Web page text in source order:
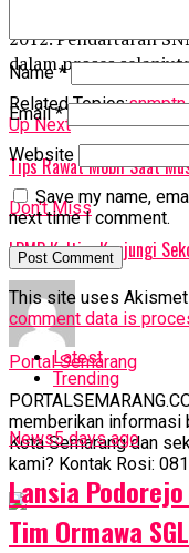
Pendaftaran Ulang
2012. Pendaftaran
dalam proses
Related Topics:snmptn
Up Next
Tips Rawat Mobil Saat
Don't Miss
LPMP Kaltim Kunjungi
Portal Semarang
memberikan informasi
Kota Semarang dan
kami? Kontak Rosi:
Name*
Email*
Website
Save my name,
next time I comment.
This site uses
comment data is
Latest
Trending
News5 days ago
Lansia
Tim Ormawa